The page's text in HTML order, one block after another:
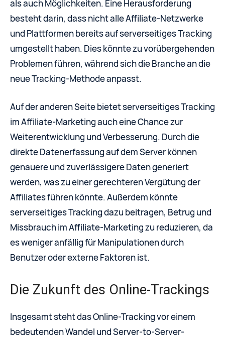
als auch Möglichkeiten. Eine Herausforderung
besteht darin, dass nicht alle Affiliate-Netzwerke
und Plattformen bereits auf serverseitiges Tracking
umgestellt haben. Dies könnte zu vorübergehenden
Problemen führen, während sich die Branche an die
neue Tracking-Methode anpasst.
Auf der anderen Seite bietet serverseitiges Tracking
im Affiliate-Marketing auch eine Chance zur
Weiterentwicklung und Verbesserung. Durch die
direkte Datenerfassung auf dem Server können
genauere und zuverlässigere Daten generiert
werden, was zu einer gerechteren Vergütung der
Affiliates führen könnte. Außerdem könnte
serverseitiges Tracking dazu beitragen, Betrug und
Missbrauch im Affiliate-Marketing zu reduzieren, da
es weniger anfällig für Manipulationen durch
Benutzer oder externe Faktoren ist.
Die Zukunft des Online-Trackings
Insgesamt steht das Online-Tracking vor einem
bedeutenden Wandel und Server-to-Server-